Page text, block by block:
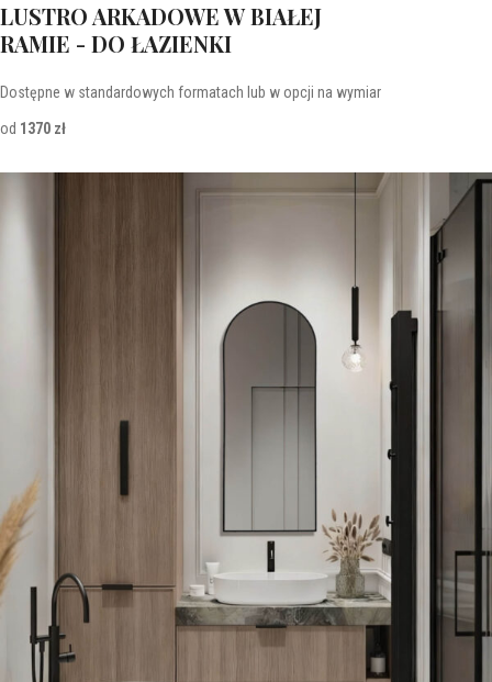
LUSTRO ARKADOWE W BIAŁEJ
RAMIE - DO ŁAZIENKI
Dostępne w standardowych formatach lub w opcji na wymiar
od 1370 zł